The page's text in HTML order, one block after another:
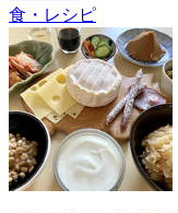
食・レシピ